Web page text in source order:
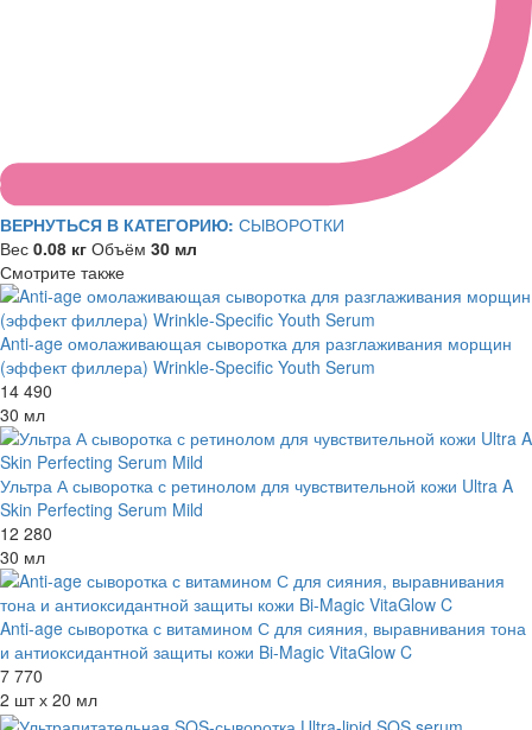
ВЕРНУТЬСЯ В КАТЕГОРИЮ: СЫВОРОТКИ
Вес 0.08 кг Объём 30 мл
Смотрите также
Anti-age омолаживающая сыворотка для разглаживания морщин
(эффект филлера) Wrinkle-Specific Youth Serum
14 490
30 мл
Ультра А сыворотка с ретинолом для чувствительной кожи Ultra A
Skin Perfecting Serum Mild
12 280
30 мл
Anti-age сыворотка с витамином С для сияния, выравнивания тона
и антиоксидантной защиты кожи Bi-Magic VitaGlow C
7 770
2 шт х 20 мл